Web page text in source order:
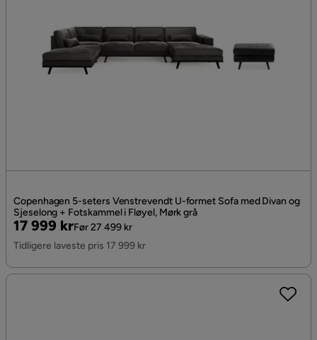
Copenhagen 5-seters Venstrevendt U-formet Sofa med Divan og
Sjeselong + Fotskammel i Fløyel, Mørk grå
Pris
17 999 kr
Original
Pris
Før 27 499 kr
Tidligere laveste pris 17 999 kr